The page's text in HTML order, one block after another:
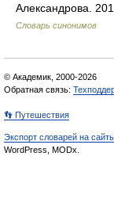
Александрова.
Словарь синонимов
© Академик, 2000-2026
Обратная связь:
👣 Путешествия
Экспорт словарей на
WordPress, MODx.